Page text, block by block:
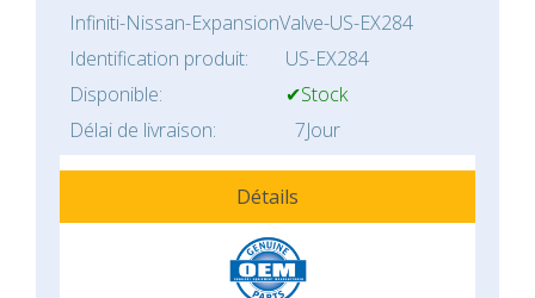
Infiniti-Nissan-ExpansionValve-US-EX284
Identification produit:
US-EX284
Disponible:
✔Stock
Délai de livraison:
7Jour
Détails